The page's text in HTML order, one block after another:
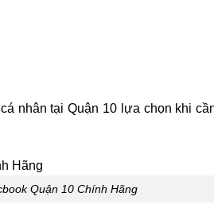
nhân tại Quận 10 lựa chọn khi
Quận 10 Chính Hãng